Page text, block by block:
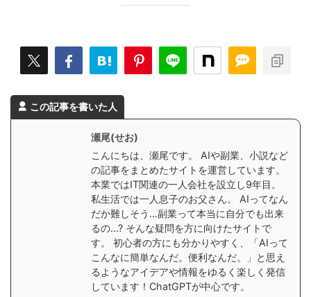
この記事を書いた人
瀬尾(せお)
こんにちは、瀬尾です。 AIや副業、小説など
の記事をまとめたサイトを運営しています。
本業ではIT関連の一人会社を設立し9年目。
私生活では一人息子のお父さん。 AIってなん
だか難しそう…副業って本当に自分でも出来
るの...? そんな疑問を方に向けたサイトで
す。 初心者の方にも分かりやすく、「AIって
こんなに簡単なんだ。便利なんだ。」と思え
るようなアイデアや情報をゆるく楽しく発信
しています！ChatGPTが中心です。